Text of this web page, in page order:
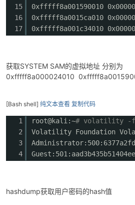
15
16
17
0xfffff8a001590010
0xfffff8a0015ca010
0xfffff8a001c34010
获取SYSTEM SAM的虚拟地址 分别为
0xfffff8a000024010
[Bash shell] 纯文本查看 复制代码
1
2
3
4
root@kali:~# volatility -f /
Volatility Foundation
hashdump获取用户密码的hash值